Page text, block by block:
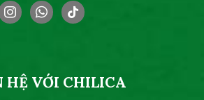
whatsapp
tiktok
HỆ VỚI CHILICA